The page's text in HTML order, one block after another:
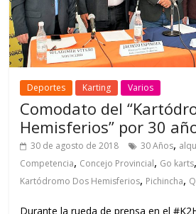
Deportes Karting Varios
Comodato del
Hemisferios” por 30
30 de agosto de 2018 30 Años,
Competencia, Concejo Provincial, Go karts,
Kartódromo Dos Hemisferios, Pichincha,
Durante la rueda de prensa en el